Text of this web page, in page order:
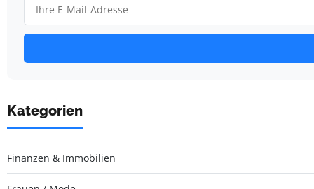
Kategorien
Finanzen & Immobilien